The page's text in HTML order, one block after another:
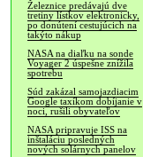
Železnice predávajú dve
tretiny lístkov elektronicky,
po donútení cestujúcich na
takýto nákup
NASA na diaľku na sonde
Voyager 2 úspešne znížila
spotrebu
Súd zakázal samojazdiacim
Google taxíkom dobíjanie v
noci, rušili obyvateľov
NASA pripravuje ISS na
inštaláciu posledných
nových solárnych panelov